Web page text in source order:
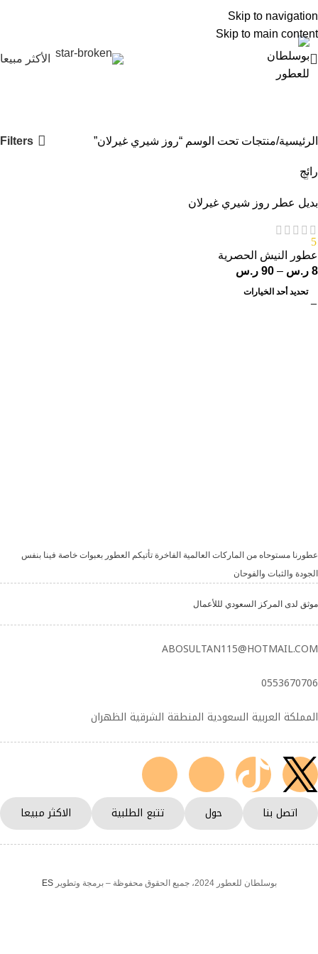
Skip to navigation
Skip to main content
الأكثر مبيعا
الرئيسية منتجات تحت الوسم “روز شيري غيرلان” Filters
رائج
بديل عطر روز شيري غيرلان
5
عطور النيش الحصرية
8 ر.س –
90 ر.س
تحديد أحد الخيارات
عطورنا مستوحاه من الماركات العالمية الفاخرة تأتيكم العطور بعبوات خاصة فينا بنفس
الجودة والثبات والفوحان
موثق لدى المركز السعودي لللأعمال
ABOSULTAN115@HOTMAIL.COM
0553670706
المملكة العربية السعودية المنطقة الشرقية الظهران
اتصل بنا حول تتبع الطلبية الاكثر مبيعا
بوسلطان للعطور 2024، جميع الحقوق محفوظة – برمجة وتطوير ES